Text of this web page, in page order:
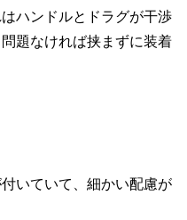
ハンドルとドラグが干渉
題なければ挟まずに装着
いていて、細かい配慮が